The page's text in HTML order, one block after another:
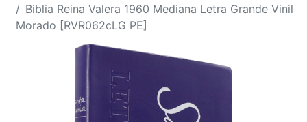
Biblia Reina Valera 1960 Mediana Letra Grande Vinil
Morado [RVR062cLG PE]